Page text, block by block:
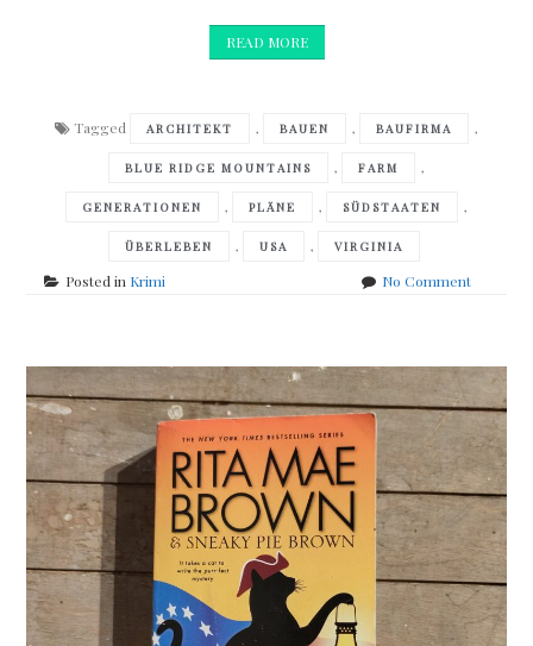
READ MORE
Tagged ARCHITEKT , BAUEN , BAUFIRMA ,
BLUE RIDGE MOUNTAINS , FARM ,
GENERATIONEN , PLÄNE , SÜDSTAATEN ,
ÜBERLEBEN , USA , VIRGINIA
Posted in Krimi No Commenton
&
Pie
Brown
Probable
Claws